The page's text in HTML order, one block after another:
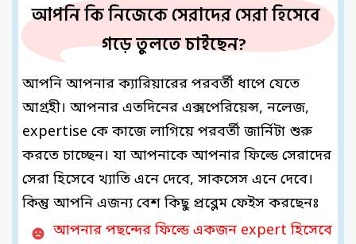
আপনি কি নিজেকে সেরাদের সেরা হিসেবে
গড়ে তুলতে চাইছেন?
আপনি আপনার ক্যারিয়ারের পরবর্তী ধাপে যেতে
আগ্রহী। আপনার এতদিনের এক্সপেরিয়েন্স, নলেজ,
expertise কে কাজে লাগিয়ে পরবর্তী জার্নিটা শুরু
করতে চাচ্ছেন। যা আপনাকে আপনার ফিল্ডে সেরাদের
সেরা হিসেবে খ্যাতি এনে দেবে, সাকসেস এনে দেবে।
কিন্তু আপনি এজন্য বেশ কিছু প্রব্লেম ফেইস করছেনঃ
আপনার পছন্দের ফিল্ডে একজন expert হিসেবে